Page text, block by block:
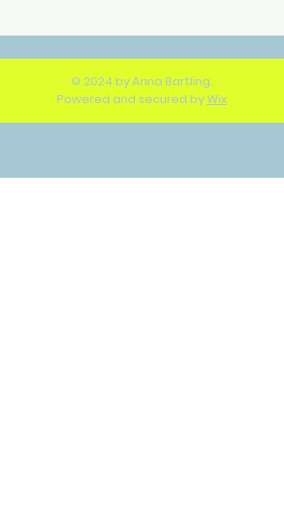
© 2024 by Anna Bartling.
Powered and secured byWix